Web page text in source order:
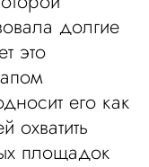
долгие
это
его как
охватить
площадок